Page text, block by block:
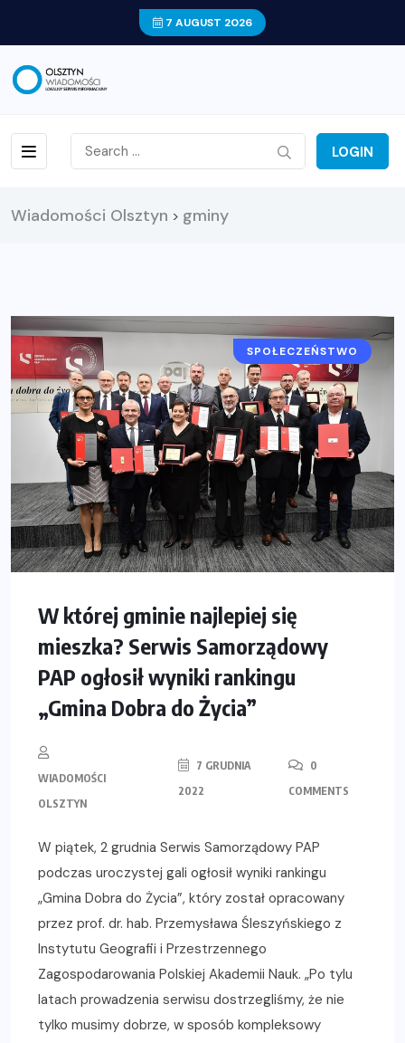
7 AUGUST 2026
LOGIN
Wiadomości Olsztyn > gminy
SPOŁECZEŃSTWO
W której gminie najlepiej się
mieszka? Serwis Samorządowy
PAP ogłosił wyniki rankingu
„Gmina Dobra do Życia”
WIADOMOŚCI
OLSZTYN
7 GRUDNIA
2022
0
COMMENTS
W piątek, 2 grudnia Serwis Samorządowy PAP
podczas uroczystej gali ogłosił wyniki rankingu
„Gmina Dobra do Życia”, który został opracowany
przez prof. dr. hab. Przemysława Śleszyńskiego z
Instytutu Geografii i Przestrzennego
Zagospodarowania Polskiej Akademii Nauk. „Po tylu
latach prowadzenia serwisu dostrzegliśmy, że nie
tylko musimy dobrze, w sposób kompleksowy